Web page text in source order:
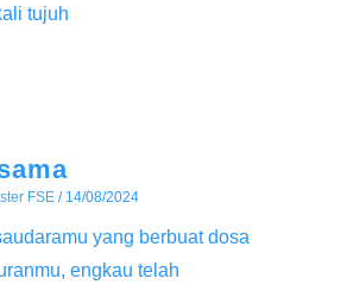
tujuh
FSE / 14/08/2024
yang berbuat dosa
engkau telah